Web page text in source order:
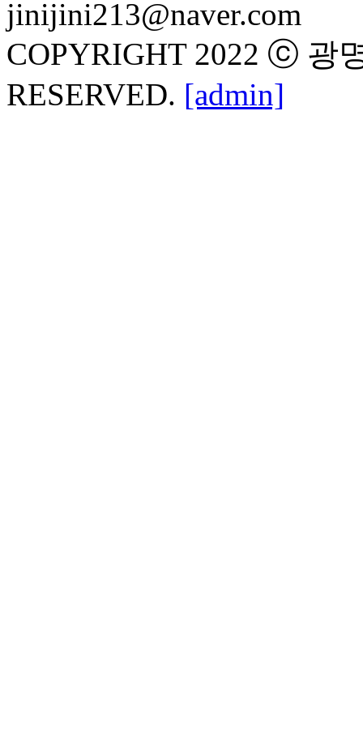
jinijini213@naver.com
COPYRIGHT 2022 ⓒ 광
RESERVED. [admin]